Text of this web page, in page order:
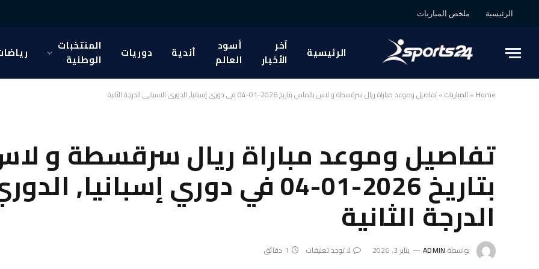
الرئيسية ملخص المباريات
الرئيسية
آخر
الأخبار
أسود
العالم
أندية دوريات
المنتخبات
الوطنية
Home
» المباريات»تفاصيل وموعد مباراة ريال سرقسطة و لاس بالماس بتاريخ 2026-01-04 في دوري إسبانيا, الدوري الاسباني الدرجة الثانية
تفاصيل وموعد مباراة ريال سرقسطة و
بتاريخ 2026-01-04 في دوري
الدرجة الثانية
بواسطة ADMIN يناير 3, 2026 لا توجد تعليقات 1 دقائق